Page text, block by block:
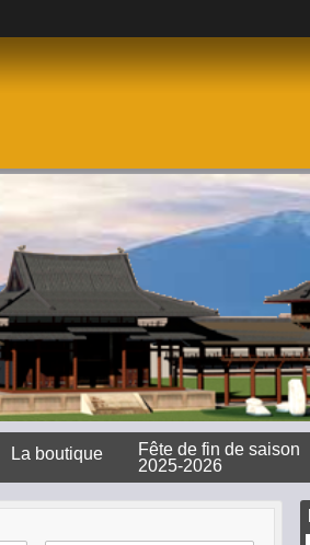
La boutique
Fête de fin de saison
2025-2026